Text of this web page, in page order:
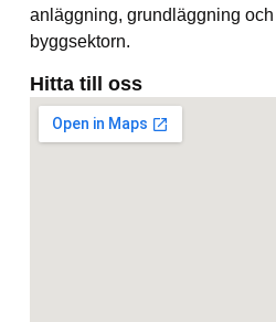
anläggning, grundläggning
byggsektorn.
Hitta till oss